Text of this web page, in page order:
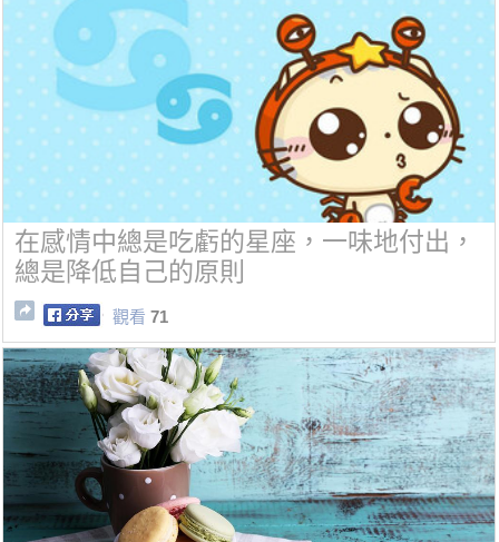
在感情中總是吃虧的星座，一味地付出，
總是降低自己的原則
觀看 71